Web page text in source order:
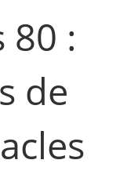
80 :
de